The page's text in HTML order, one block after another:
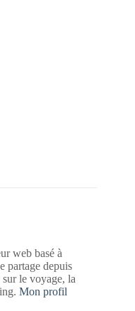
web basé à
partage depuis
le voyage, la
Mon profil